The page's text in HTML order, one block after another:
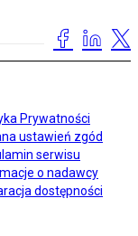
Prywatności
ustawień zgód
serwisu
o nadawcy
dostępności